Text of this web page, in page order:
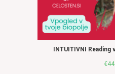
INTUITIVNI
€